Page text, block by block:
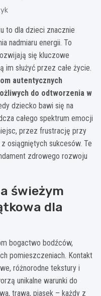
to dla dzieci znacznie
nadmiaru energii. To
się kluczowe
służyć przez całe życie.
autentycznych
do odtworzenia w
dziecko bawi się na
całego spektrum emocji
przez frustrację przy
osiągniętych sukcesów. Te
zdrowego rozwoju
świeżym
dla
bogactwo bodźców,
pomieszczeniach. Kontakt
różnorodne tekstury i
unikalne warunki do
trawa, piasek – każdy z